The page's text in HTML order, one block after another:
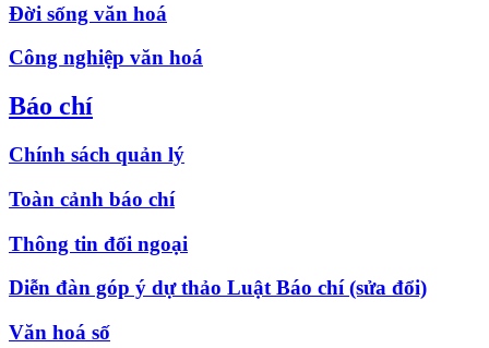
Đời sống văn hoá
Công nghiệp văn hoá
Báo chí
Chính sách quản lý
Toàn cảnh báo chí
Thông tin đối ngoại
Diễn đàn góp ý dự thảo Luật Báo chí (sửa đổi)
Văn hoá số